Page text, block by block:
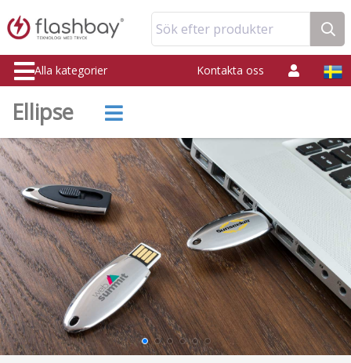
Sök efter produkter
Alla kategorier Kontakta oss
Ellipse